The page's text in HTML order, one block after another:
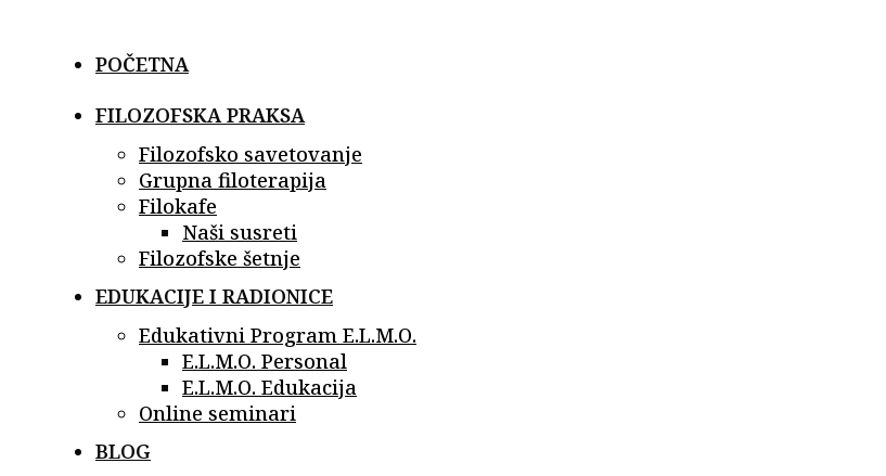
content POČETNA
FILOZOFSKA PRAKSA
Filozofsko savetovanje
Grupna filoterapija
Filokafe
Naši susreti
Filozofske šetnje
EDUKACIJE I RADIONICE
Edukativni Program E.L.M.O.
E.L.M.O. Personal
E.L.M.O. Edukacija
Online seminari
BLOG